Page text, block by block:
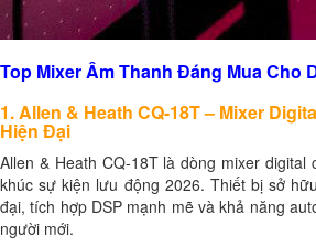
Top Mixer Âm Thanh Đáng Mua Cho
1. Allen & Heath CQ-18T – Mixer
Hiện Đại
Allen & Heath CQ-18T là dòng mixer digital
khúc sự kiện lưu động 2026. Thiết bị sở
đại, tích hợp DSP mạnh mẽ và khả năng
người mới.